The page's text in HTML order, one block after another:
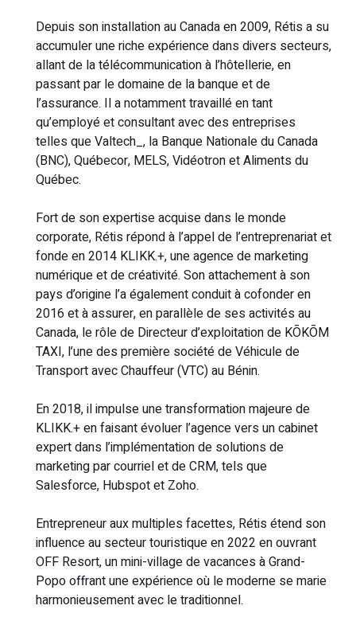
Depuis son installation au Canada en 2009, Rétis a su
accumuler une riche expérience dans divers secteurs,
allant de la télécommunication à l’hôtellerie, en
passant par le domaine de la banque et de
l’assurance. Il a notamment travaillé en tant
qu’employé et consultant avec des entreprises
telles que Valtech_, la Banque Nationale du Canada
(BNC), Québecor, MELS, Vidéotron et Aliments du
Québec.
Fort de son expertise acquise dans le monde
corporate, Rétis répond à l’appel de l’entreprenariat et
fonde en 2014 KLIKK.+, une agence de marketing
numérique et de créativité. Son attachement à son
pays d’origine l’a également conduit à cofonder en
2016 et à assurer, en parallèle de ses activités au
Canada, le rôle de Directeur d’exploitation de KŌKŌM
TAXI, l’une des première société de Véhicule de
Transport avec Chauffeur (VTC) au Bénin.
En 2018, il impulse une transformation majeure de
KLIKK.+ en faisant évoluer l’agence vers un cabinet
expert dans l’implémentation de solutions de
marketing par courriel et de CRM, tels que
Salesforce, Hubspot et Zoho.
Entrepreneur aux multiples facettes, Rétis étend son
influence au secteur touristique en 2022 en ouvrant
OFF Resort, un mini-village de vacances à Grand-
Popo offrant une expérience où le moderne se marie
harmonieusement avec le traditionnel.